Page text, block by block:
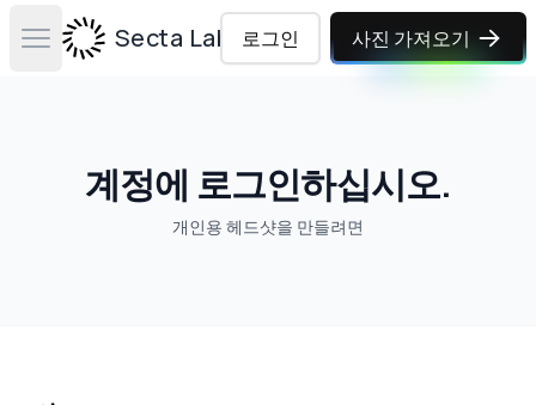
Open main menuSecta Labs로그인 사진 가져오기
계정에 로그인하십시오.
개인용 헤드샷을 만들려면